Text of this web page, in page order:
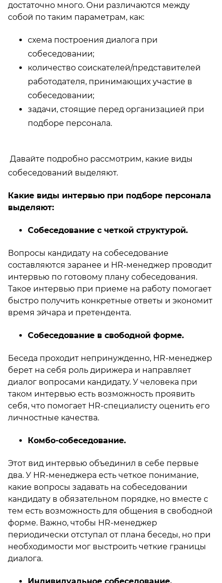
достаточно много. Они различаются между
собой по таким параметрам, как:
схема построения диалога при
собеседовании;
количество соискателей/представителей
работодателя, принимающих участие в
собеседовании;
задачи, стоящие перед организацией при
подборе персонала.
Давайте подробно рассмотрим, какие виды
собеседований выделяют.
Какие виды интервью при подборе персонала
выделяют:
Собеседование с четкой структурой.
Вопросы кандидату на собеседование
составляются заранее и HR-менеджер проводит
интервью по готовому плану собеседования.
Такое интервью при приеме на работу помогает
быстро получить конкретные ответы и экономит
время эйчара и претендента.
Собеседование в свободной форме.
Беседа проходит непринужденно, HR-менеджер
берет на себя роль дирижера и направляет
диалог вопросами кандидату. У человека при
таком интервью есть возможность проявить
себя, что помогает HR-специалисту оценить его
личностные качества.
Комбо-собеседование.
Этот вид интервью объединил в себе первые
два. У HR-менеджера есть четкое понимание,
какие вопросы задавать на собеседовании
кандидату в обязательном порядке, но вместе с
тем есть возможность для общения в свободной
форме. Важно, чтобы HR-менеджер
периодически отступал от плана беседы, но при
необходимости мог выстроить четкие границы
диалога.